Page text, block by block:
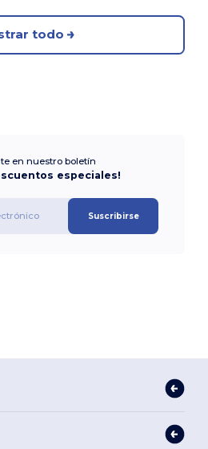
todo
en nuestro boletín
especiales!
Suscribirse